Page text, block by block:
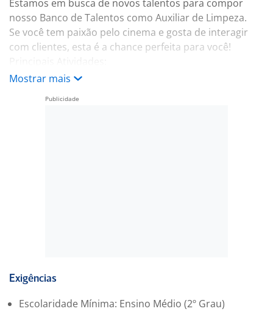
Estamos em busca de novos talentos para compor
nosso Banco de Talentos como Auxiliar de Limpeza.
Se você tem paixão pelo cinema e gosta de interagir
com clientes, esta é a chance perfeita para você!
• Limpeza e conservação de todas as áreas do cinema;
comuns);
Benefícios:
• VR
Mostrar mais
Exigências
Escolaridade Mínima: Ensino Médio (2º Grau)